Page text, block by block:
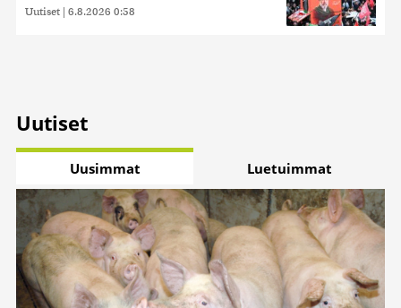
Uutiset | 6.8.2026 0:58
Uutiset
Uusimmat Luetuimmat